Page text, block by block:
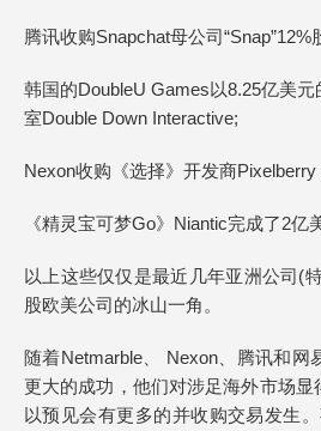
腾讯收购Snapchat母公司“Snap”12%
韩国的DoubleU Games以8.25亿美
室Double Down Interactive;
Nexon收购《选择》开发商Pixelberry
《精灵宝可梦Go》Niantic完成了2亿
以上这些仅仅是最近几年亚洲公司(
股欧美公司的冰山一角。
随着Netmarble、 Nexon、腾讯和网
更大的成功，他们对涉足海外市场
以预见会有更多的并收购交易发生